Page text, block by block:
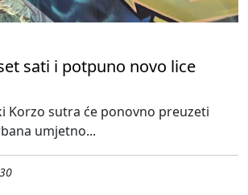
sati i potpuno novo lice
Korzo sutra će ponovno preuzeti
umjetno...